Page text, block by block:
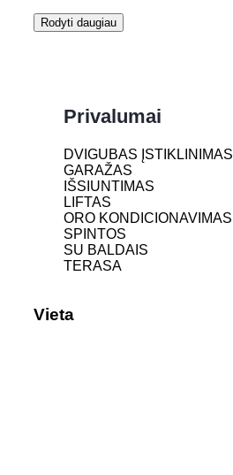
Rodyti daugiau
Privalumai
DVIGUBAS ĮSTIKLINIMAS
GARAŽAS
IŠSIUNTIMAS
LIFTAS
ORO KONDICIONAVIMAS
SPINTOS
SU BALDAIS
TERASA
Vieta